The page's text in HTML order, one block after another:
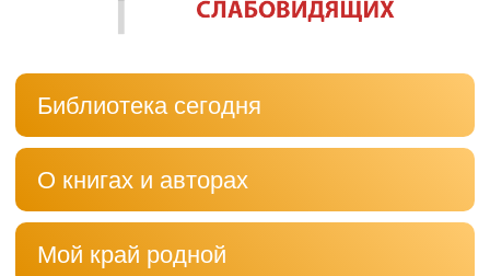
Библиотека сегодня
О книгах и авторах
Мой край родной